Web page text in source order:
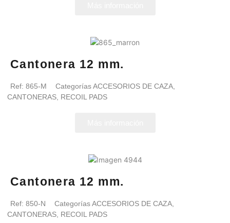
Cantonera 12 mm.
Ref: 865-M CategoríasACCESORIOS DE CAZA
CANTONERAS, RECOIL PADS
Cantonera 12 mm.
Ref: 850-N CategoríasACCESORIOS DE CAZA
CANTONERAS, RECOIL PADS